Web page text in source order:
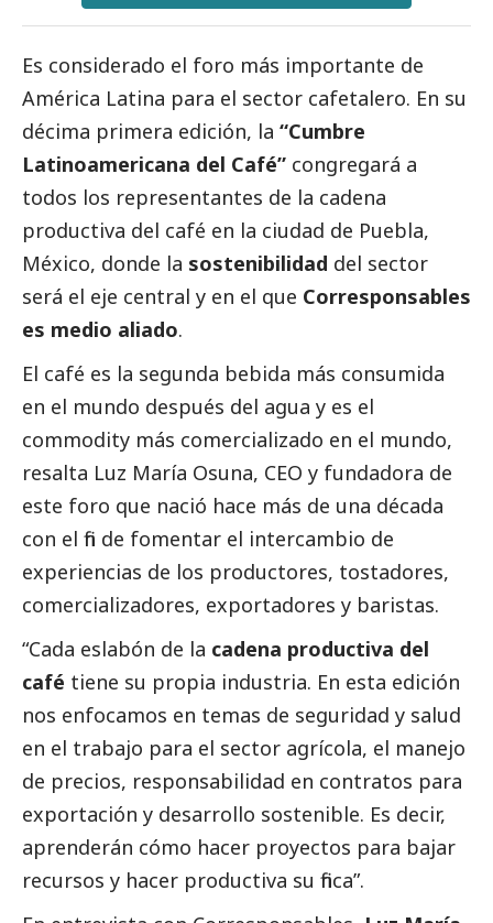
Es considerado el foro más importante de
América Latina para el sector cafetalero. En su
décima primera edición, la “Cumbre
Latinoamericana del Café” congregará a
todos los representantes de la cadena
productiva del café en la ciudad de Puebla,
México, donde la sostenibilidad del sector
será el eje central y en el que Corresponsables
es medio aliado.
El café es la segunda bebida más consumida
en el mundo después del agua y es el
commodity más comercializado en el mundo,
resalta Luz María Osuna, CEO y fundadora de
este foro que nació hace más de una década
con el fin de fomentar el intercambio de
experiencias de los productores, tostadores,
comercializadores, exportadores y baristas.
“Cada eslabón de la cadena productiva del
café tiene su propia industria. En esta edición
nos enfocamos en temas de seguridad y salud
en el trabajo para el sector agrícola, el manejo
de precios, responsabilidad en contratos para
exportación y desarrollo sostenible. Es decir,
aprenderán cómo hacer proyectos para bajar
recursos y hacer productiva su finca”.